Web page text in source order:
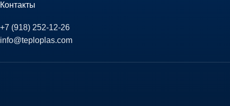
Контакты
+7 (918) 252-12-26
info@teploplas.com